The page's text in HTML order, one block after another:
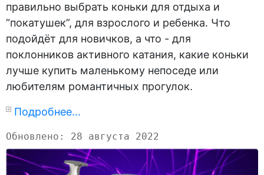
правильно выбрать коньки для отдыха и
“покатушек”, для взрослого и ребенка. Что
подойдёт для новичков, а что - для
поклонников активного катания, какие коньки
лучше купить маленькому непоседе или
любителям романтичных прогулок.
Подробнее...
Обновлено: 28 августа 2022